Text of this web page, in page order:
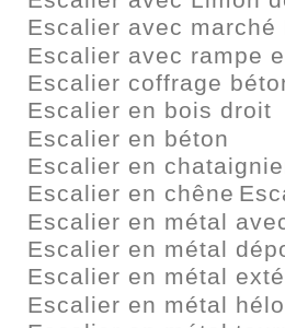
Escalier avec marché
Escalier avec rampe
Escalier coffrage
Escalier en bois droit
Escalier en béton
Escalier en
Escalier en chêne
Escalier en métal
Escalier en métal
Escalier en métal
Escalier en métal